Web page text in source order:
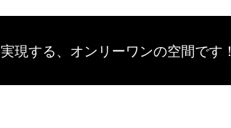
実現する、 オンリーワンの空間です！